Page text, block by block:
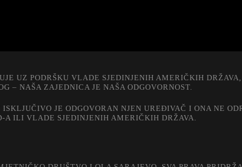
UZ PODRŠKU VLADE SJEDINJENIH AMERIČKIH
– NAŠA ZAJEDNICA JE NAŠA ODGOVORNOST.
JE ODGOVORAN NJEN UREĐIVAČ I ONA NE
A ILI VLADE SJEDINJENIH AMERIČKIH DRŽAVA.